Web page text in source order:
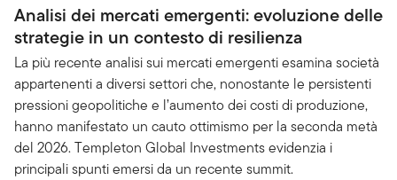
Analisi dei mercati emergenti: evoluzione delle
strategie in un contesto di resilienza
La più recente analisi sui mercati emergenti esamina società
appartenenti a diversi settori che, nonostante le persistenti
pressioni geopolitiche e l’aumento dei costi di produzione,
hanno manifestato un cauto ottimismo per la seconda metà
del 2026. Templeton Global Investments evidenzia i
principali spunti emersi da un recente summit.